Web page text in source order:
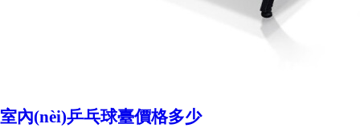
室內(nèi)乒乓球臺價格多少